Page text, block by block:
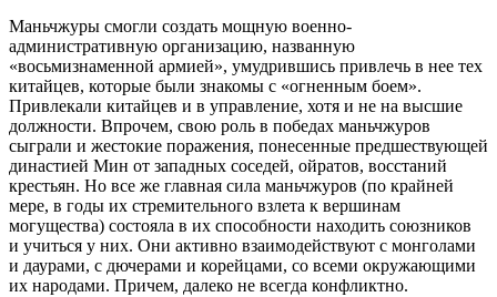
Маньчжуры смогли создать мощную военно-
административную организацию, названную
«восьмизнаменной армией», умудрившись привлечь в нее тех
китайцев, которые были знакомы с «огненным боем».
Привлекали китайцев и в управление, хотя и не на высшие
должности. Впрочем, свою роль в победах маньчжуров
сыграли и жестокие поражения, понесенные предшествующей
династией Мин от западных соседей, ойратов, восстаний
крестьян. Но все же главная сила маньчжуров (по крайней
мере, в годы их стремительного взлета к вершинам
могущества) состояла в их способности находить союзников
и учиться у них. Они активно взаимодействуют с монголами
и даурами, с дючерами и корейцами, со всеми окружающими
их народами. Причем, далеко не всегда конфликтно.